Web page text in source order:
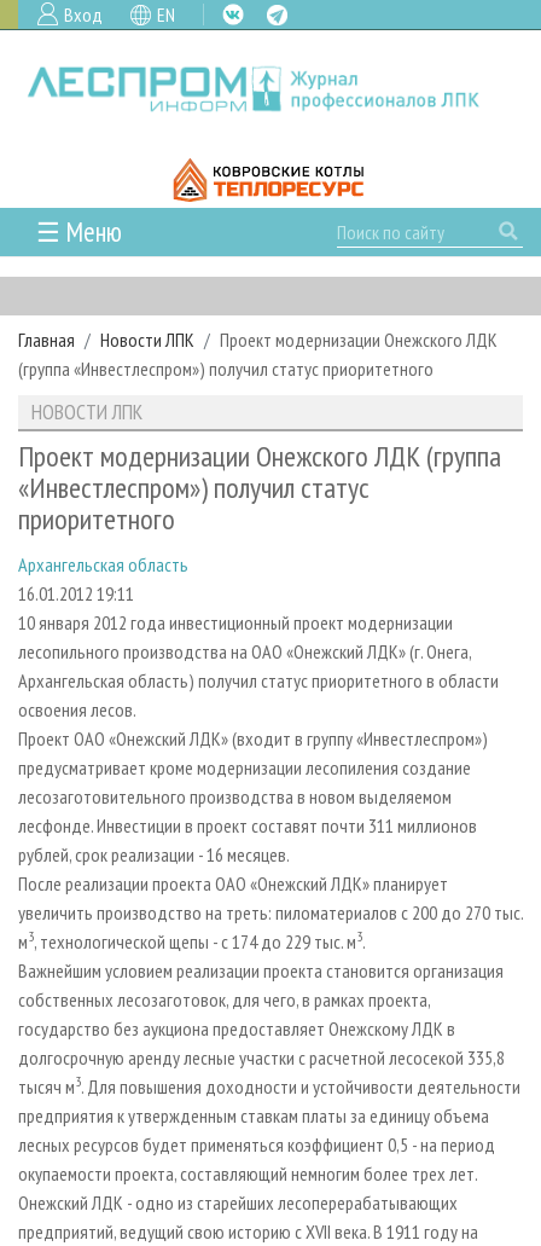
Вход EN
☰ Меню
ГЛАВНАЯ
РУБРИКИ И ТЕМЫ
РУБРИКИ ЖУРНАЛА
ЛЕСОЗАГОТОВКА
ЛЕСОПИЛЕНИЕ
ДЕРЕВООБРАБОТКА
СУШКА ДРЕВЕСИНЫ
ПРОИЗВОДСТВО ДРЕВЕСНЫХ ПЛИТ
ДЕРЕВЯННОЕ ДОМОСТРОЕНИЕ
ПРОИЗВОДСТВО МЕБЕЛИ
БИОЭНЕРГЕТИКА
ЦБП
ИНСТРУМЕНТ И МАТЕРИАЛЫ
НОВОСТИ
НОВОСТИ ЛПК
НОВОСТИ ЖУРНАЛА
НОВОСТИ КОМПАНИЙ
ПРОЕКТЫ ЛПИ
АНАЛИТИКА
ПРЕДПРИЯТИЯ ЛПК
ЛЕСНЫЕ РЕГИОНЫ РОССИИ
ПЕРСОНЫ
МОБИЛЬНЫЕ ВЫСТАВКИ
ОФИЦИАЛЬНЫЕ ДЕЛЕГАЦИИ
ПРИОРИТЕТНЫЕ ИНВЕСТПРОЕКТЫ
RUSSIAN FORESTRY REVIEW
ГАЗЕТА ЛЕСПРОМФОРУМ
БИБЛИОТЕКА СПЕЦИАЛИСТА
АРХИВ ЖУРНАЛОВ
СТАТЬИ
О ЖУРНАЛЕ
ПОДПИСКА
КОНТАКТЫ
РЕКЛАМОДАТЕЛЯМ
РЕКЛАМА
РЕКЛАМА НА САЙТЕ
Главная Новости ЛПК
Проект модернизации Онежского ЛДК
(группа «Инвестлеспром») получил статус приоритетного
НОВОСТИ ЛПК
Проект модернизации Онежского ЛДК (группа
«Инвестлеспром») получил статус
приоритетного
Архангельская область
16.01.2012 19:11
10 января 2012 года инвестиционный проект модернизации
лесопильного производства на ОАО «Онежский ЛДК» (г. Онега,
Архангельская область) получил статус приоритетного в области
освоения лесов.
Проект ОАО «Онежский ЛДК» (входит в группу «Инвестлеспром»)
предусматривает кроме модернизации лесопиления создание
лесозаготовительного производства в новом выделяемом
лесфонде. Инвестиции в проект составят почти 311 миллионов
рублей, срок реализации - 16 месяцев.
После реализации проекта ОАО «Онежский ЛДК» планирует
увеличить производство на треть: пиломатериалов с 200 до 270 тыс.
м3, технологической щепы - с 174 до 229 тыс. м3.
Важнейшим условием реализации проекта становится организация
собственных лесозаготовок, для чего, в рамках проекта,
государство без аукциона предоставляет Онежскому ЛДК в
долгосрочную аренду лесные участки с расчетной лесосекой 335,8
тысяч м3. Для повышения доходности и устойчивости деятельности
предприятия к утвержденным ставкам платы за единицу объема
лесных ресурсов будет применяться коэффициент 0,5 - на период
окупаемости проекта, составляющий немногим более трех лет.
Онежский ЛДК - одно из старейших лесоперерабатывающих
предприятий, ведущий свою историю с XVII века. В 1911 году на